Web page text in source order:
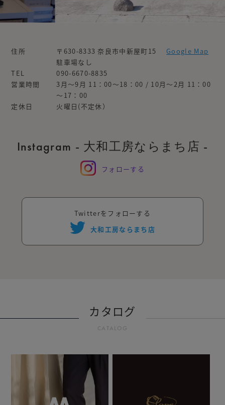
住所 〒630-8333 奈良市中新屋町15
Google Map
駐車場なし
TEL
090-6670-8835
営業時間
3月～9月 11：00～18：00 / 10月～2月 11：00
～17：00
定休日
火曜日(不定休）
Instagram - 大和工房ならまち店 -
フォローする
Twitterをフォローする
大和工房ならまち店
カタログ
CATALOG